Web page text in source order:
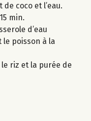
coco et l’eau.
min.
d’eau
poisson à la
riz et la purée de